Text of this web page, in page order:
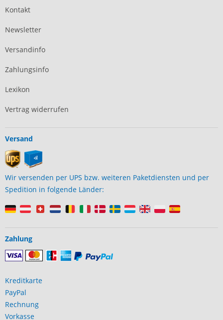
Kontakt
Newsletter
Versandinfo
Zahlungsinfo
Lexikon
Vertrag widerrufen
Versand
Wir versenden per UPS bzw. weiteren Paketdiensten und per
Spedition in folgende Länder:
Zahlung
Kreditkarte
PayPal
Rechnung
Vorkasse